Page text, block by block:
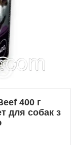
400 г
для собак з